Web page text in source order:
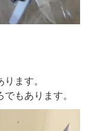
ます。
もあります。